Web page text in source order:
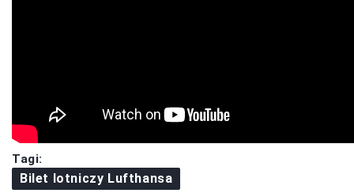
Tagi:
Bilet lotniczy Lufthansa